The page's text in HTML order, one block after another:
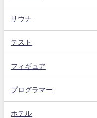
サウナ
テスト
フィギュア
プログラマー
ホテル